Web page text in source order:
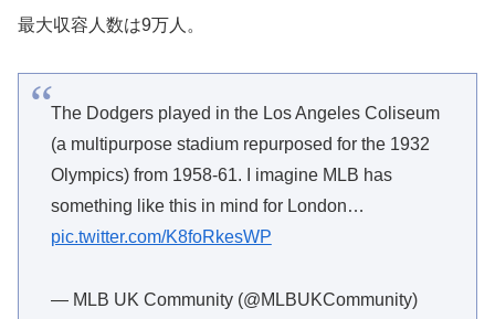
最大収容人数は9万人。
The Dodgers played in the Los Angeles Coliseum
(a multipurpose stadium repurposed for the 1932
Olympics) from 1958-61. I imagine MLB has
something like this in mind for London…
pic.twitter.com/K8foRkesWP
— MLB UK Community (@MLBUKCommunity)